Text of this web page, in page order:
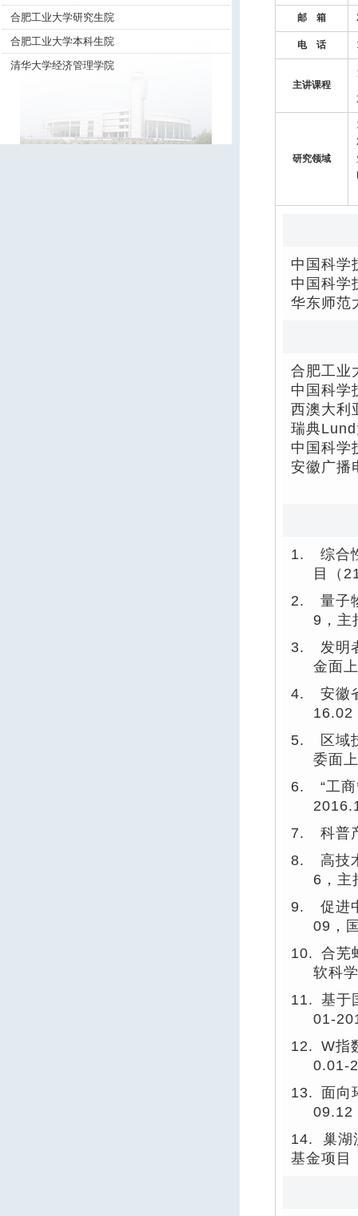
合肥工业大学研究生院
合肥工业大学本科生院
清华大学经济管理学院
邮 箱
电 话
主讲课程
研究领域
中国科学
中国科学
华东师范
合肥
中国科
西澳
瑞典
中国
安徽
1.
综合
目（
2.
量子
9 ，主
3.
发明
金面
4.
安徽
16.02
5.
区域
委面
6.
“工
7.
科普
8.
高技
6 ，主
9.
促进
09 ，
10. 合芜
软科
11. 基于
01-
12. W指
0.01-
13. 面向
09.12
14. 巢湖
基金项目